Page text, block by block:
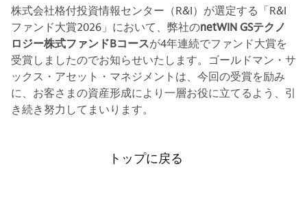
株式会社格付投資情報センター（R&I）が選定する「R&I
ファンド大賞2026」において、弊社のnetWIN GSテクノ
ロジー株式ファンドBコースが4年連続でファンド大賞を
受賞しましたのでお知らせいたします。ゴールドマン・サ
ックス・アセット・マネジメントは、今回の受賞を励み
に、お客さまの資産形成により一層お役に立てるよう、引
き続き努力してまいります。
トップに戻る